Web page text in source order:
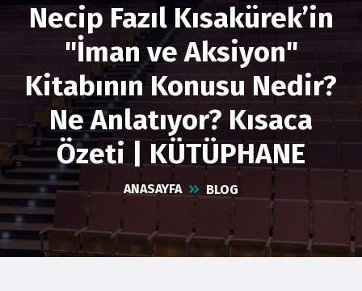
Necip Fazıl Kısakürek’in
"İman ve Aksiyon"
Kitabının Konusu Nedir?
Ne Anlatıyor? Kısaca
Özeti | KÜTÜPHANE
ANASAYFA BLOG